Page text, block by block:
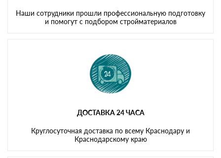
Наши сотрудники прошли профессиональную подготовку
и помогут с подбором стройматериалов
ДОСТАВКА 24 ЧАСА
Круглосуточная доставка по всему Краснодару и
Краснодарскому краю